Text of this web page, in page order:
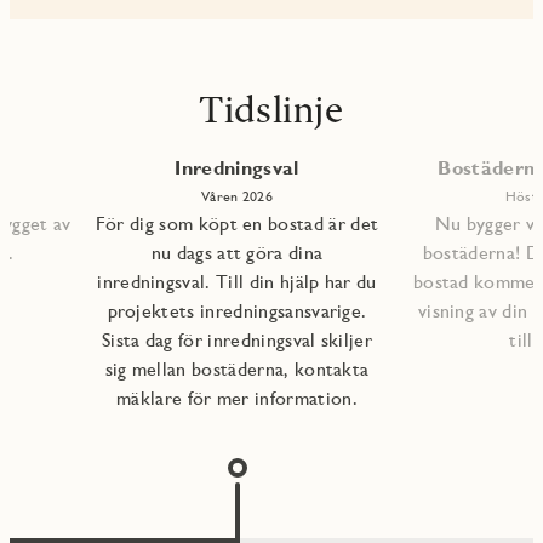
Tidslinje
av
Inredningsval
Våren 2026
För dig som köpt en bostad är det
nu dags att göra dina
inredningsval. Till din hjälp har du
projektets inredningsansvarige.
Sista dag för inredningsval skiljer
sig mellan bostäderna, kontakta
mäklare för mer information.
Nu bygger
bostäderna!
bostad
visning av din